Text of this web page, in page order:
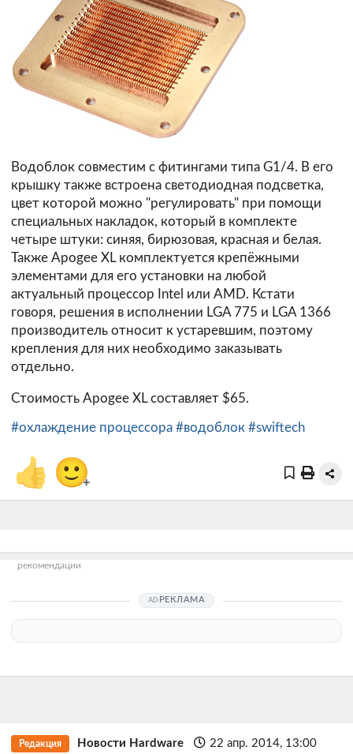
Водоблок совместим с фитингами типа G1/4. В его
крышку также встроена светодиодная подсветка,
цвет которой можно "регулировать" при помощи
специальных накладок, который в комплекте
четыре штуки: синяя, бирюзовая, красная и белая.
Также Apogee XL комплектуется крепёжными
элементами для его установки на любой
актуальный процессор Intel или AMD. Кстати
говоря, решения в исполнении LGA 775 и LGA 1366
производитель относит к устаревшим, поэтому
крепления для них необходимо заказывать
отдельно.
Стоимость Apogee XL составляет $65.
#охлаждение процессора #водоблок #swiftech
👍 🙂+
рекомендации
РЕКЛАМА
Редакция Новости Hardware
22 апр. 2014, 13:00